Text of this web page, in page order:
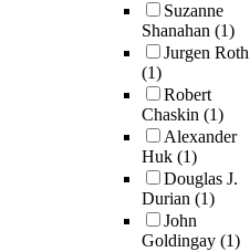
Suzanne
Shanahan (1)
Jurgen Roth
(1)
Robert
Chaskin (1)
Alexander
Huk (1)
Douglas J.
Durian (1)
John
Goldingay (1)